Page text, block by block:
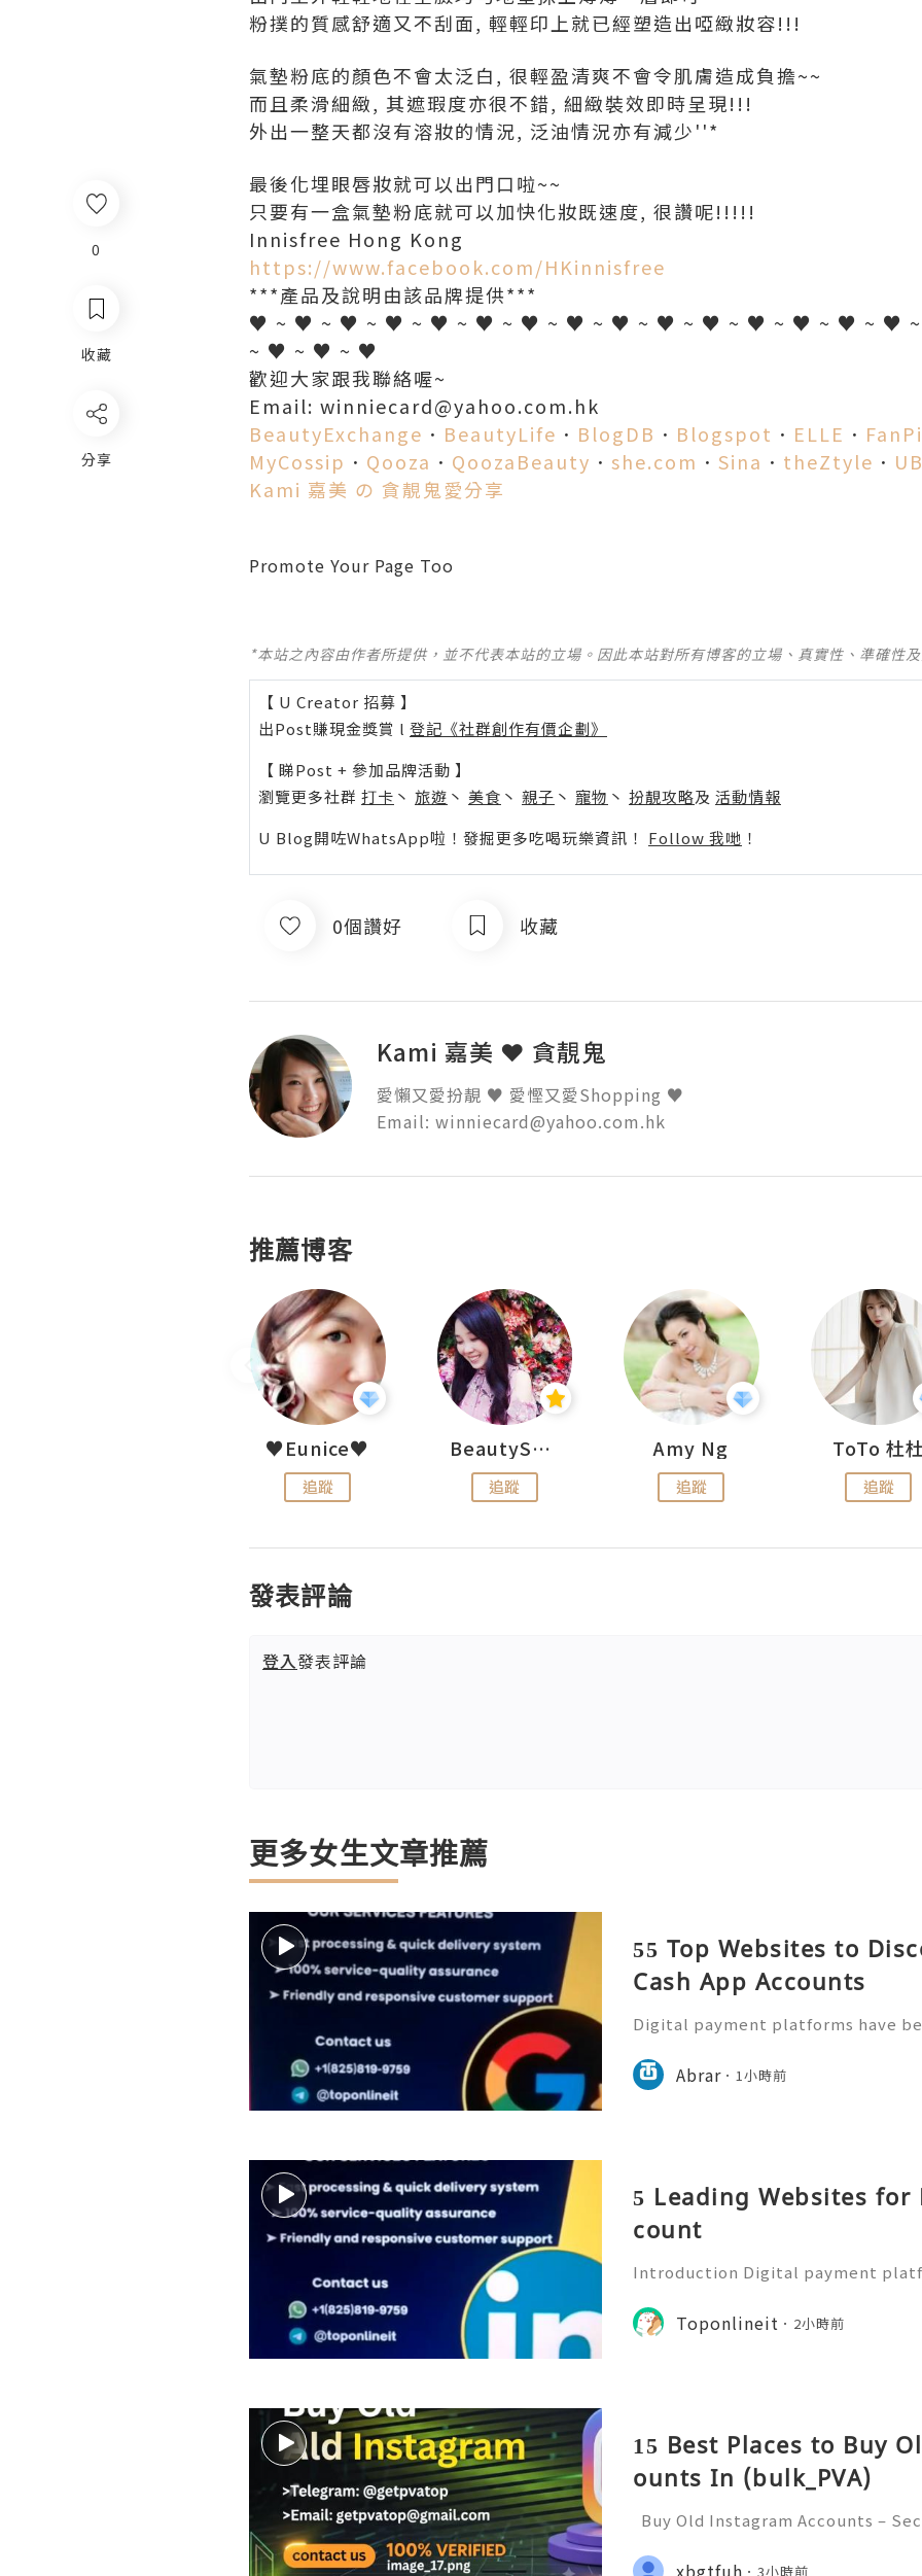
0
收藏
分享
粉撲的質感舒適又不刮面, 輕輕印上就已經塑造出啞緻妝容!!!
氣墊粉底的顏色不會太泛白, 很輕盈清爽不會令肌膚造成負擔~~
而且柔滑細緻, 其遮瑕度亦很不錯, 細緻裝效即時呈現!!!
外出一整天都沒有溶妝的情況, 泛油情況亦有減少''*
最後化埋眼唇妝就可以出門口啦~~
只要有一盒氣墊粉底就可以加快化妝既速度, 很讚呢!!!!!
Innisfree Hong Kong
https://www.facebook.com/HKinnisfree
***產品及說明由該品牌提供***
♥ ~ ♥ ~ ♥ ~ ♥ ~ ♥ ~ ♥ ~ ♥ ~ ♥ ~ ♥ ~ ♥ ~ ♥ ~ ♥ ~ ♥ ~ ♥ ~ ♥
~ ♥ ~ ♥ ~ ♥
歡迎大家跟我聯絡喔~
Email: winniecard@yahoo.com.hk
BeautyExchange ． BeautyLife ． BlogDB ． Blogspot ． ELLE ．
MyCossip ． Qooza ． QoozaBeauty ． she.com ． Sina ． theZtyle ．
Kami 嘉美 の 貪靚鬼愛分享
Promote Your Page Too
*本站之內容由作者所提供，並不代表本站的立場。因此本站對所有博客的立場、真實性、準確性
【 U Creator 招募 】
出Post賺現金獎賞 l 登記《社群創作有價企劃》
【 睇Post + 參加品牌活動 】
瀏覽更多社群 打卡 丶 旅遊 丶 美食 丶 親子 丶 寵物 丶 扮靚攻略及 活動情報
U Blog開咗WhatsApp啦！發掘更多吃喝玩樂資訊！ Follow 我哋 ！
0個讚好 收藏
Kami 嘉美 ❤ 貪靚鬼
愛懶又愛扮靚 ♥ 愛慳又愛Shopping ♥
Email: winniecard@yahoo.com.hk
推薦博客
♥Eunice♥
追蹤
BeautySearch
追蹤
Amy Ng
追蹤
ToTo 杜
追蹤
發表評論
登入發表評論
更多女生文章推薦
55 Top Websites to
Cash App Accounts
Digital payment platforms have
features for sending and
secure and properly ver
Abrar 1小時前
5 Leading Websites for
count
Introduction Digital payment
e mobile payment applications to
ments, manage transactions, an
Toponlineit 2小時前
15 Best Places to Buy
ounts In (bulk_PVA)
Buy Old Instagram Accounts –
INSTANT REPLY GUARANTEED
xbgtfuh 3小時前